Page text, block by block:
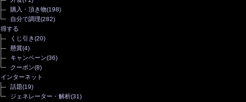
購入・頂き物(198)
自分で調理(282)
得する
くじ引き(20)
懸賞(4)
キャンペーン(36)
クーポン(8)
インターネット
話題(19)
ジェネレーター・解析(31)